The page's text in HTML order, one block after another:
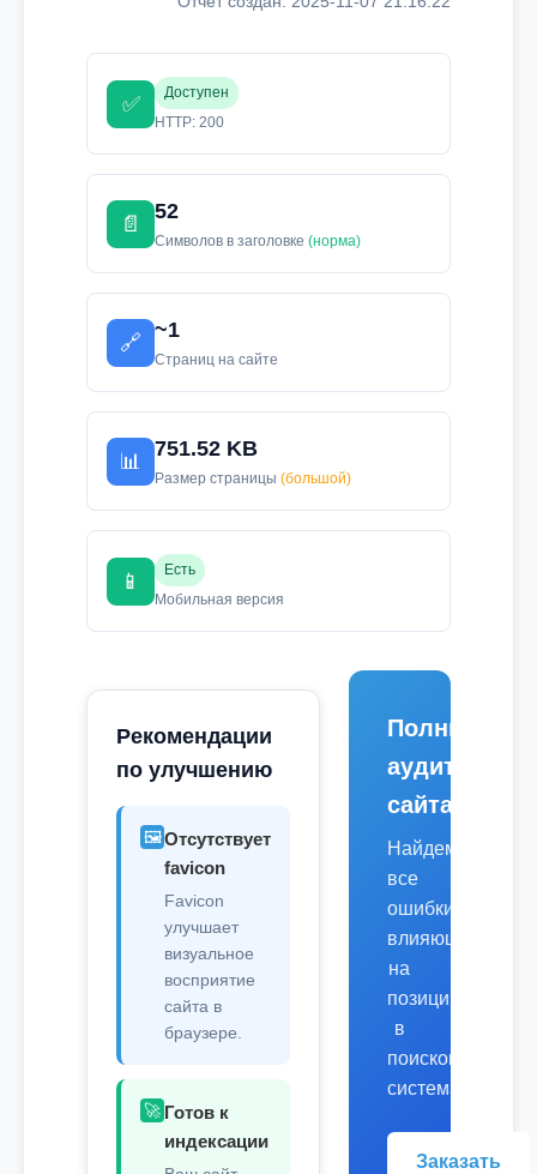
✅
Доступен
HTTP: 200
📄
52
Символов в заголовке (норма)
🔗
~1
Страниц на сайте
📊
751.52 KB
Размер страницы (большой)
📱
Есть
Мобильная версия
Рекомендации
по улучшению
🖼️Отсутствует
favicon
Favicon
улучшает
визуальное
восприятие
сайта в
браузере.
🚀 Готов к
индексации
Полный
аудит
сайта
Найдем
все
ошибки,
влияющие
на
позиции
в
поисковых
системах.
Заказать